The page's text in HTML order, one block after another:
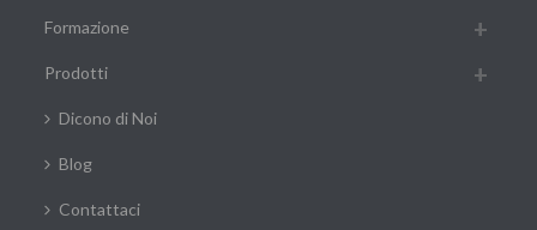
Formazione
Prodotti
Dicono di Noi
Blog
Contattaci